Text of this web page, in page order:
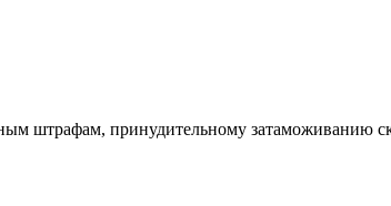
штрафам, принудительному затаможиванию